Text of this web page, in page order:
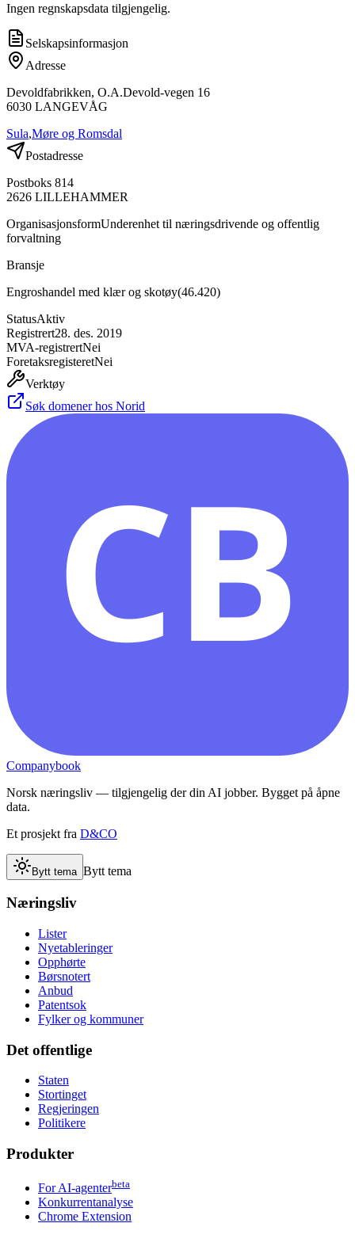
Ingen regnskapsdata tilgjengelig.
Selskapsinformasjon
Adresse
Devoldfabrikken, O.A.Devold-vegen 16
6030 LANGEVÅG
Sula,Møre og Romsdal
Postadresse
Postboks 814
2626 LILLEHAMMER
OrganisasjonsformUnderenhet til næringsdrivende og offentlig
forvaltning
Bransje
Engroshandel med klær og skotøy(46.420)
StatusAktiv
Registrert28. des. 2019
MVA-registrertNei
ForetaksregisteretNei
Verktøy
Søk domener hos Norid
CB
Companybook
Norsk næringsliv — tilgjengelig der din AI jobber. Bygget på åpne
data.
Et prosjekt fra D&CO
Bytt tema Bytt tema
Næringsliv
Lister
Nyetableringer
Opphørte
Børsnotert
Anbud
Patentsok
Fylker og kommuner
Det offentlige
Staten
Stortinget
Regjeringen
Politikere
Produkter
For AI-agenterbeta
Konkurrentanalyse
Chrome Extension